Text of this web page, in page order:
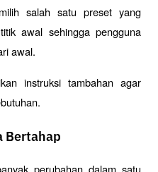
salah satu preset yang
awal sehingga pengguna
awal.
instruksi tambahan agar
Bertahap
perubahan dalam satu